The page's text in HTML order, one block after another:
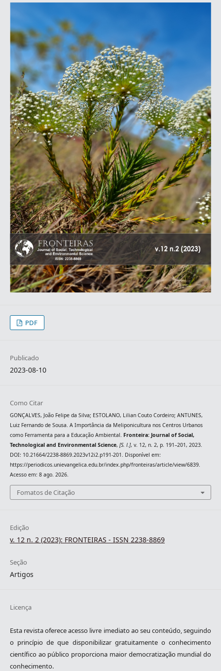
PDF
Publicado
2023-08-10
Como Citar
GONÇALVES, João Felipe da Silva; ESTOLANO, Lilian Couto Cordeiro; ANTUNES,
Luiz Fernando de Sousa. A Importância da Meliponicultura nos Centros Urbanos
como Ferramenta para a Educação Ambiental. Fronteira: Journal of Social,
Technological and Environmental Science, [S. l.], v. 12, n. 2, p. 191–201, 2023.
DOI: 10.21664/2238-8869.2023v12i2.p191-201. Disponível em:
https://periodicos.unievangelica.edu.br/index.php/fronteiras/article/view/6839.
Acesso em: 8 ago. 2026.
Fomatos de Citação
Edição
v. 12 n. 2 (2023): FRONTEIRAS - ISSN 2238-8869
Seção
Artigos
Licença
Esta revista oferece acesso livre imediato ao seu conteúdo, seguindo
o princípio de que disponibilizar gratuitamente o conhecimento
científico ao público proporciona maior democratização mundial do
conhecimento.